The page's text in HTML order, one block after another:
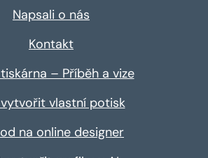
Napsali o nás
Kontakt
– Příběh a vize
vlastní potisk
na online designer